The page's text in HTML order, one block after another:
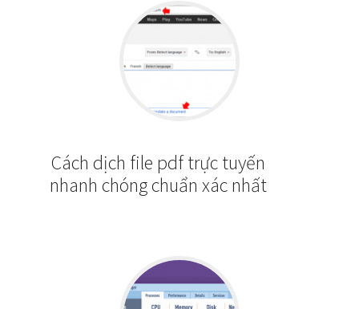
Cách dịch file pdf trực tuyến
nhanh chóng chuẩn xác nhất